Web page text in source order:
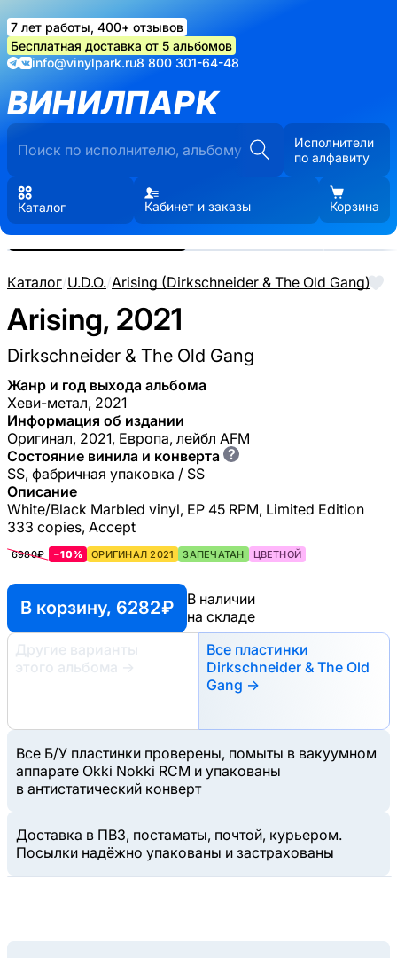
7 лет работы, 400+ отзывов
Бесплатная доставка от 5 альбомов
info@vinylpark.ru8 800 301-64-48
ВИНИЛПАРК
Исполнители
по алфавиту
Каталог Кабинет и заказы Корзина
Каталог/U.D.O./Arising (Dirkschneider & The Old Gang)
Arising, 2021
Dirkschneider & The Old Gang
Жанр и год выхода альбома
Хеви-метал, 2021
Информация об издании
Оригинал, 2021, Европа, лейбл AFM
Состояние винила и конверта ?
SS, фабричная упаковка / SS
Описание
White/Black Marbled vinyl, EP 45 RPM, Limited Edition
333 copies, Accept
6980₽ −10% ОРИГИНАЛ 2021 ЗАПЕЧАТАН ЦВЕТНОЙ
В корзину, 6282 ₽
В наличии
на складе
Другие варианты
этого альбома
→
Все пластинки
Dirkschneider & The Old
Gang →
Все Б/У пластинки проверены, помыты в вакуумном
аппарате Okki Nokki RCM и упакованы
в антистатический конверт
Доставка в ПВЗ, постаматы, почтой, курьером.
Посылки надёжно упакованы и застрахованы
Реальные фото пластинки.
Нажмите, чтобы увеличить